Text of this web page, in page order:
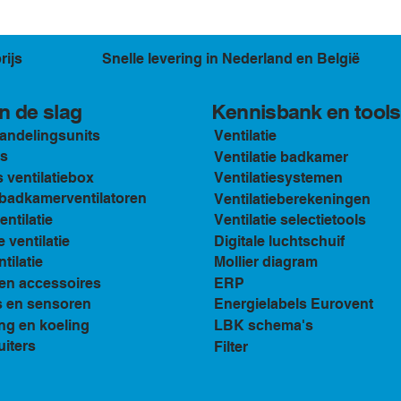
Snelle levering in Nederland en België
de slag
ventilatiebox
ventilatie
accessoires
en sensoren
en koeling
Kennisbank en tools
Ventilatie
Ventilatie badkamer
Ventilatiesystemen
Ventilatieberekeningen
Ventilatie selectietools
Digitale luchtschuif
Mollier diagram
ERP
Energielabels Eurovent
LBK schema's
Filter